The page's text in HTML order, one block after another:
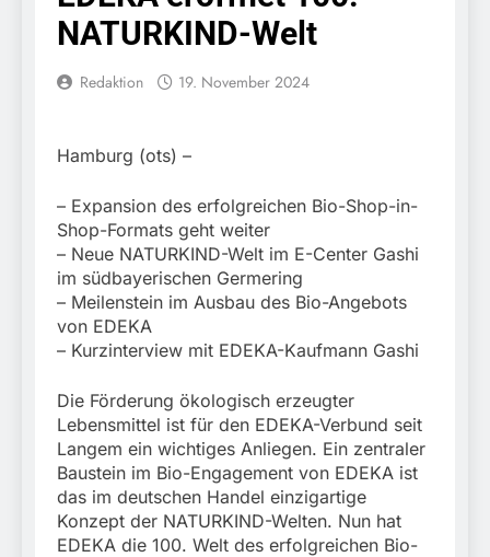
Knopfdruck / Schnelle
Festnahme nach
sexueller Belästigung
Bundespolizeidirektion
kontrolliert
7. August 2026
beendet / Bundespolizei
nimmt einen gesuchten
Ungarn mit
Auslieferungshaftbefehl
fest
München: Ausgesetzte
Katze am Bahnhof
Bamberg aufgefunden –
Tierheim übernimmt
Fundtier
6. August 2026
HZA-R: Zoll deckt auf:
Schrotthändler
erschleicht rund 45.000
Euro Sozialleistungen
Ermittlungen der
Finanzkontrolle
rechtskräftiger
Verurteilung wegen
Betrugs
6. August 2026
München: Europaweit
kriminellen Vereinigung
geht ins Netz –
Bundespolizei vollstreckt
europäischen
Auslieferungshaftbefehl
Bundespolizeidirektion
München: Update zu den
Einsatzmaßnahmen der
Bundespolizei in
Saarbrücken
5. August 2026
Bundespolizeidirektion
München:
Beinahekollision an
Bahnübergang in Aubing
5. August 2026
NATURKIND-Welt
Redaktion 19. November 2024
Hamburg (ots) –
– Expansion des erfolgreichen Bio-Shop-in-
Shop-Formats geht weiter
– Neue NATURKIND-Welt im E-Center Gashi
im südbayerischen Germering
– Meilenstein im Ausbau des Bio-Angebots
von EDEKA
– Kurzinterview mit EDEKA-Kaufmann Gashi
Die Förderung ökologisch erzeugter
Lebensmittel ist für den EDEKA-Verbund seit
Langem ein wichtiges Anliegen. Ein zentraler
Baustein im Bio-Engagement von EDEKA ist
das im deutschen Handel einzigartige
Konzept der NATURKIND-Welten. Nun hat
EDEKA die 100. Welt des erfolgreichen Bio-